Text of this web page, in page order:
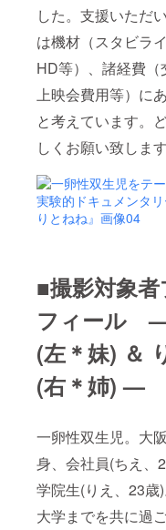
した。支援いただ
は機材（スタビライ
HD等）、諸経費（
上映会費用等）に
と考えています。
しくお願い致します
■撮影対象者
フィール
(左＊妹) ＆
(右＊姉) —
一卵性双生児。大
身、会社員(ちえ、
学院生(りえ、23歳
大学までを共に過